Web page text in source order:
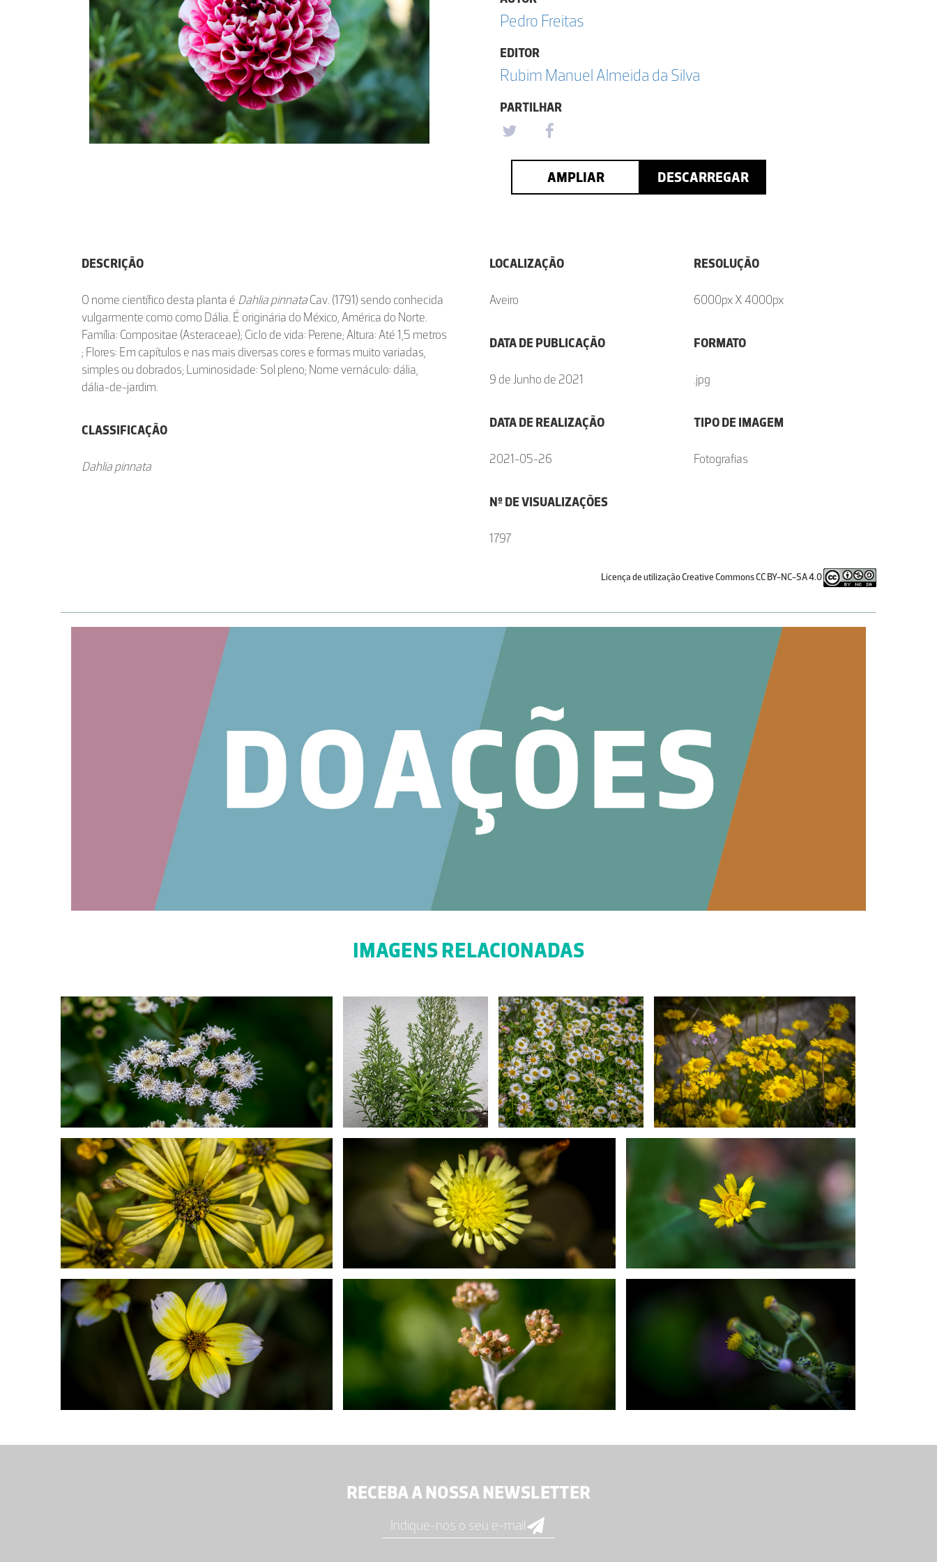
Pedro Freitas
EDITOR
Rubim Manuel Almeida da Silva
PARTILHAR
AMPLIAR DESCARREGAR
DESCRIÇÃO
O nome científico desta planta é Dahlia pinnataCav. (1791) sendo conhecida
vulgarmente como como Dália. É originária do México, América do Norte.
Família: Compositae (Asteraceae); Ciclo de vida: Perene; Altura: Até 1,5 metros
; Flores: Em capítulos e nas mais diversas cores e formas muito variadas,
simples ou dobrados; Luminosidade: Sol pleno; Nome vernáculo: dália,
dália-de-jardim.
CLASSIFICAÇÃO
Dahlia pinnata
LOCALIZAÇÃO
Aveiro
DATA DE PUBLICAÇÃO
9 de Junho de 2021
DATA DE REALIZAÇÃO
2021-05-26
Nº DE VISUALIZAÇÕES
1797
RESOLUÇÃO
6000px X 4000px
FORMATO
.jpg
TIPO DE IMAGEM
Fotografias
Licença de utilização Creative Commons CC BY-NC-SA 4.0
IMAGENS RELACIONADAS
RECEBA A NOSSA NEWSLETTER